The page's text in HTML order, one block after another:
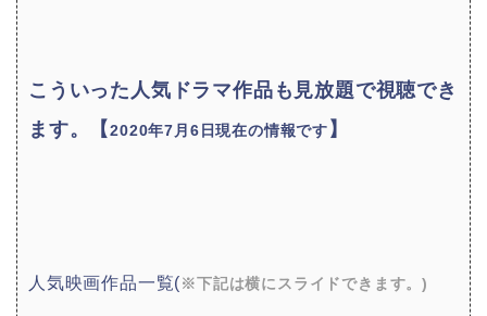
こういった人気ドラマ作品も見放題で視聴でき
ます。【2020年7月6日現在の情報です 】
人気映画作品一覧(※下記は横にスライドできます。)